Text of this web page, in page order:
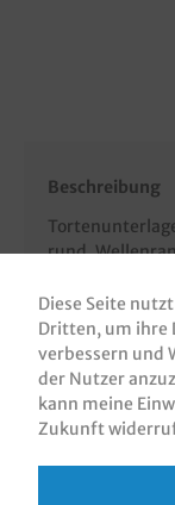
Beschreibung
rund,
Bewertungen
Informationen
Diese Seite
Dritten, um ihre
verbessern und
der Nutzer
kann meine
Zukunft